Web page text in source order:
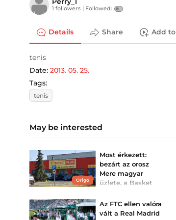
1 followers | Followed:
Details Share Add to
tenis
Date: 2013. 05. 25.
Tags:
tenis
May be interested
Origo
Most érkezett:
bezárt az orosz
Mere magyar
üzlete, a Basket
Váratlan hírek láttak
napvilágot.
Az FTC ellen valóra
vált a Real Madrid